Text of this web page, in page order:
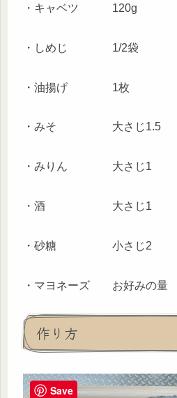
・キャベツ 120g
・しめじ 1/2袋
・油揚げ 1枚
・みそ 大さじ1.5
・みりん 大さじ1
・酒 大さじ1
・砂糖 小さじ2
・マヨネーズ お好みの量
作り方
Save